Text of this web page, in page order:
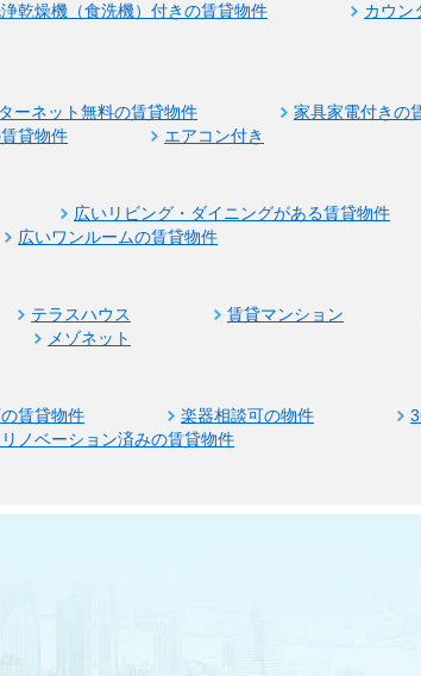
乾燥機（食洗機）付きの賃貸物件
カウン
ーネット無料の賃貸物件
家具家電付きの
貸物件 エアコン付き
広いリビング・ダイニングがある賃貸物件
広いワンルームの賃貸物件
テラスハウス 賃貸マンション
メゾネット
賃貸物件 楽器相談可の物件
ノベーション済みの賃貸物件